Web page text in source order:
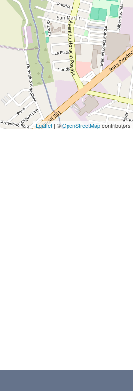
Leaflet | ©OpenStreetMapcontributors